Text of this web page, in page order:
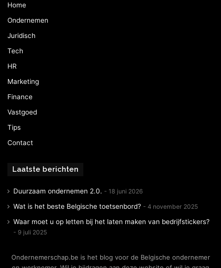
Home
Ondernemen
Juridisch
Tech
HR
Marketing
Finance
Vastgoed
Tips
Contact
Laatste berichten
Duurzaam ondernemen 2.0. 18 juni 2026
Wat is het beste Belgische toetsenbord? 4 november 2025
Waar moet u op letten bij het laten maken van bedrijfstickers?
9 juli 2025
Ondernemerschap.be is het blog voor de Belgische ondernemer